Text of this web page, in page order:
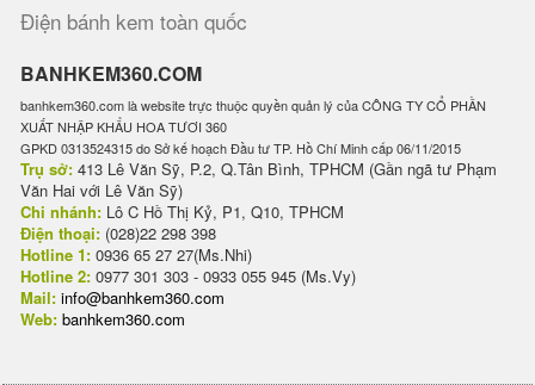
Điện bánh kem toàn quốc
BANHKEM360.COM
banhkem360.com là website trực thuộc quyền quản lý của CÔNG TY CỔ PHẦN
XUẤT NHẬP KHẨU HOA TƯƠI 360
GPKD 0313524315 do Sở kế hoạch Đầu tư TP. Hồ Chí Minh cấp 06/11/2015
Trụ sở: 413 Lê Văn Sỹ, P.2, Q.Tân Bình, TPHCM (Gần ngã tư Phạm
Văn Hai với Lê Văn Sỹ)
Chi nhánh: Lô C Hồ Thị Kỷ, P1, Q10, TPHCM
Điện thoại: (028)22 298 398
Hotline 1: 0936 65 27 27(Ms.Nhi)
Hotline 2: 0977 301 303 - 0933 055 945 (Ms.Vy)
Mail: info@banhkem360.com
Web: banhkem360.com